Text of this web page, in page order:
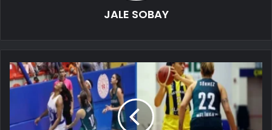
JALE SOBAY